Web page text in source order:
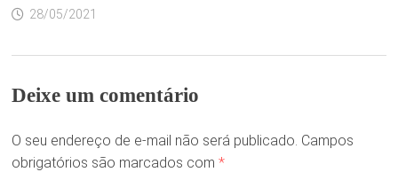
28/05/2021
Deixe um comentário
O seu endereço de e-mail não será publicado. Campos
obrigatórios são marcados com *